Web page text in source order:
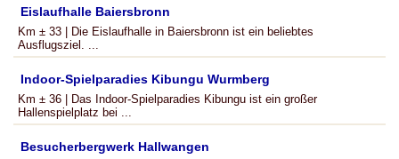
Eislaufhalle Baiersbronn
Km ± 33 | Die Eislaufhalle in Baiersbronn ist ein beliebtes
Ausflugsziel. ...
Indoor-Spielparadies Kibungu Wurmberg
Km ± 36 | Das Indoor-Spielparadies Kibungu ist ein großer
Hallenspielplatz bei ...
Besucherbergwerk Hallwangen